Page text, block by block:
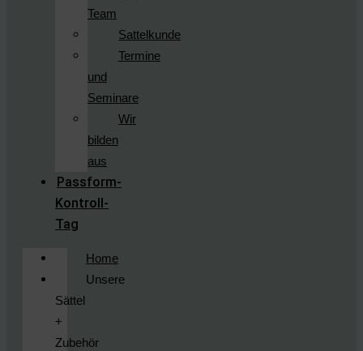
Team
Sattelkunde
Termine
und
Seminare
Wir
bilden
aus
Passform-
Kontroll-
Tag
Home
Unsere
Sättel
+
Zubehör